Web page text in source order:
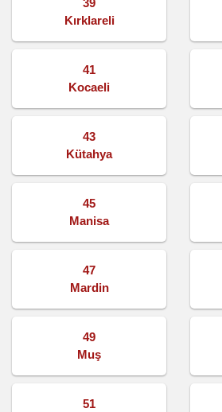
39
Kırklareli
41
Kocaeli
43
Kütahya
45
Manisa
47
Mardin
49
Muş
51